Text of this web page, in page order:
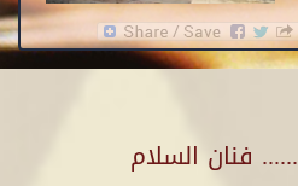
فنان السلام